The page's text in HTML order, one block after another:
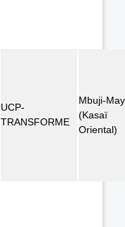
UCP-
TRANSFORME
Mbuji-
(Kasaï
Oriental)